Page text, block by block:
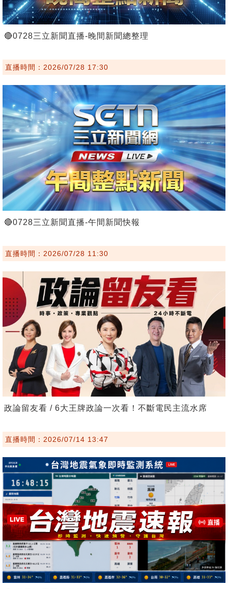
🔴0728三立新聞直播-晚間新聞總整理
直播時間：2026/07/28 17:30
🔴0728三立新聞直播-午間新聞快報
直播時間：2026/07/28 11:30
政論留友看 / 6大王牌政論一次看！不斷電民主流水席
直播時間：2026/07/14 13:47